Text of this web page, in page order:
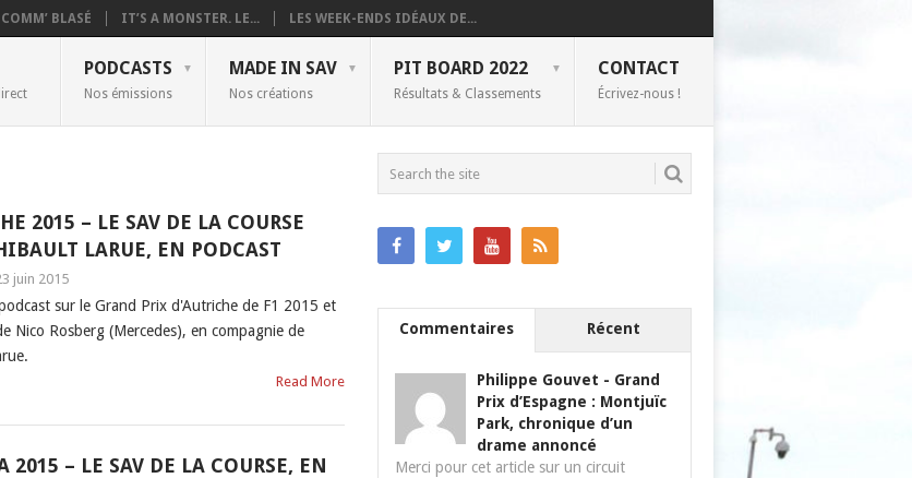
COMM’ BLASÉ IT’S A MONSTER. LE... LES WEEK-ENDS IDÉAUX DE...
PODCASTS
Nos émissions
MADE IN SAV
Nos créations
PIT BOARD 2022
Résultats & Classements
CONTACT
Écrivez-nous !
2015 – LE SAV DE LA COURSE
LARUE, EN PODCAST
juin 2015
sur le Grand Prix d'Autriche de F1 2015 et
Nico Rosberg (Mercedes), en compagnie de
Read More
2015 – LE SAV DE LA COURSE, EN
Commentaires Récent
Philippe Gouvet - Grand
Prix d’Espagne : Montjuïc
Park, chronique d’un
drame annoncé
Merci pour cet article sur un circuit